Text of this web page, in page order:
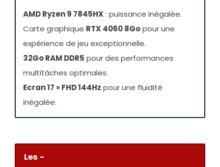
AMD Ryzen 9 7845HX : puissance inégalée.
Carte graphique RTX 4060 8Gopour une
expérience de jeu exceptionnelle.
32Go RAM DDR5 pour des performances
multitâches optimales.
Ecran 17 » FHD 144Hz pour une fluidité
inégalée.
Les -